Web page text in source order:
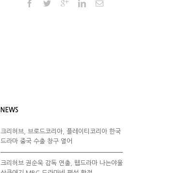
NEWS
크리허브, 브로드코리아, 플레이티코리아 한국
드라마 중국 수출 창구 열어
크리허브 권순욱 감독 연출, 웹드라마 나는야울